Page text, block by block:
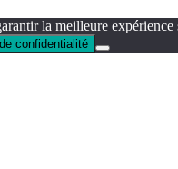
la meilleure
confidentialité